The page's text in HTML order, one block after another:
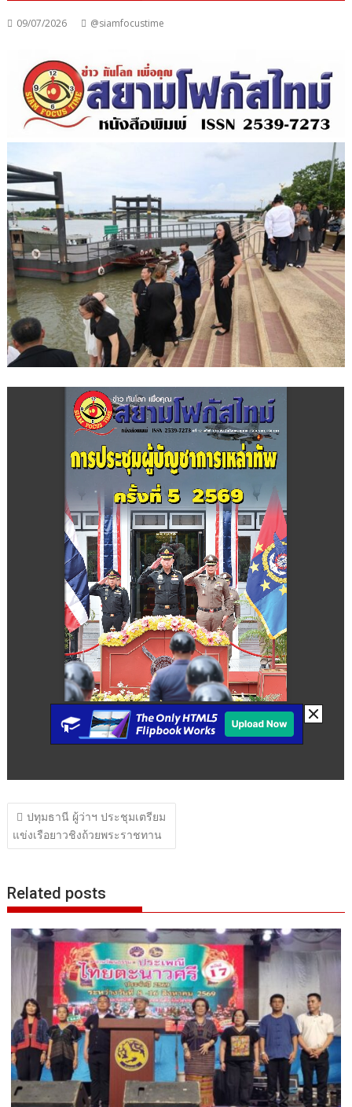
09/07/2026 @siamfocustime
แนะแนว
เรื่อง
ปทุมธานี ผู้ว่าฯ ประชุมเตรียม
แข่งเรือยาวชิงถ้วยพระราชทาน
Related posts